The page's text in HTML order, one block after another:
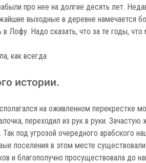
про нее на долгие десять лет.
выходные в деревне намечается
в Лофу. Надо сказать, что за те годы,
как всегда
истории.
на оживленном перекрестке
переходил из рук в руки.
под угрозой очередного арабского
поселения в этом месте
и благополучно просуществовала до